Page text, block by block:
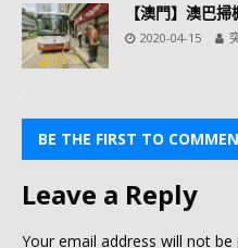
【澳門】澳巴
2020-04-15
BE THE FIRST TO
Leave a Reply
Your email address will not be